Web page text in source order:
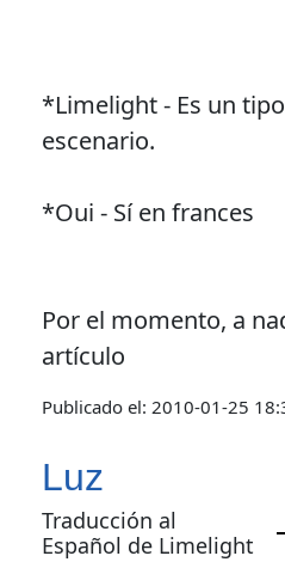
*Limelight - Es un
escenario.
*Oui - Sí en frances
Por el momento, a
artículo
Publicado el: 2010-01-25
Luz
Traducción al
Español de Limelight